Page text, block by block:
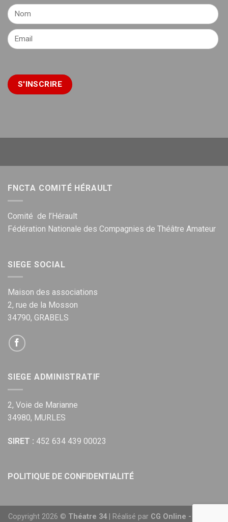
FNCTA COMITÉ HÉRAULT
Comité de l’Hérault
Fédération Nationale des Compagnies de Théâtre Amateur
SIEGE SOCIAL
Maison des associations
2, rue de la Mosson
34790, GRABELS
SIEGE ADMINISTRATIF
2, Voie de Marianne
34980, MURLES
SIRET : 452 634 439 00023
POLITIQUE DE CONFIDENTIALITÉ
Copyright 2026 © Théatre 34| Réalisé par CG Online - Agence